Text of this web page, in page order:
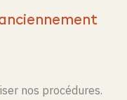
nos procédures.